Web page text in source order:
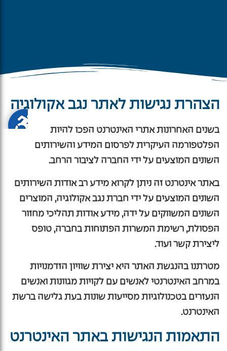
הצהרת נגישות לאתר נגב אקולוגיה
בשנים האחרונות אתרי האינטרנט הפכו להיות
הפלטפורמה העיקרית לפרסום המידע והשירותים
השונים המוצעים על ידי החברה לציבור הרחב.
באתר אינטרנט זה ניתן לקרוא מידע רב אודות השירותים
השונים המוצעים על ידי חברת נגב אקולוגיה, המוצרים
השונים המשווקים על ידה, מידע אודות תהליכי מחזור
הפסולת, רשימת המשרות הפתוחות בחברה, טופס
ליצירת קשר ועוד.
מטרתנו בהנגשת האתר היא יצירת שוויון הזדמנויות
במרחב האינטרנטי לאנשים עם לקויות מגוונות ואנשים
הנעזרים בטכנולוגיות מסייעות שונות בעת גלישה ברשת
האינטרנט.
התאמות הנגישות באתר האינטרנט